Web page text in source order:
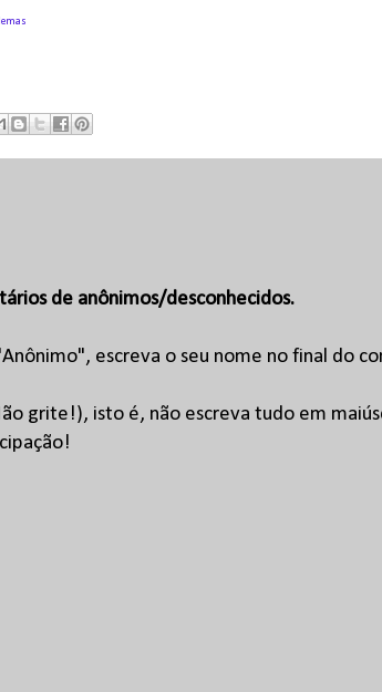
de anônimos/desconhecidos.
escreva o seu nome no final do
grite!), isto é, não escreva tudo em